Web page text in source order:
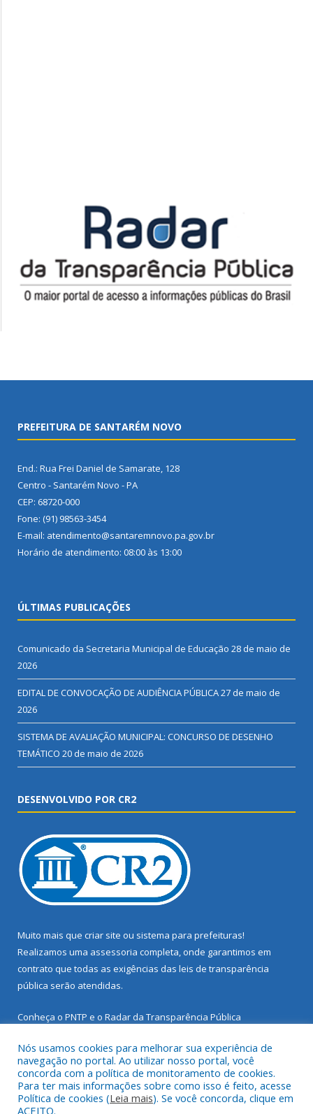
PREFEITURA DE SANTARÉM NOVO
End.: Rua Frei Daniel de Samarate, 128
Centro - Santarém Novo - PA
CEP: 68720-000
Fone: (91) 98563-3454
E-mail: atendimento@santaremnovo.pa.gov.br
Horário de atendimento: 08:00 às 13:00
ÚLTIMAS PUBLICAÇÕES
Comunicado da Secretaria Municipal de Educação 28 de maio de
2026
EDITAL DE CONVOCAÇÃO DE AUDIÊNCIA PÚBLICA27 de maio de
2026
SISTEMA DE AVALIAÇÃO MUNICIPAL: CONCURSO DE DESENHO
TEMÁTICO 20 de maio de 2026
DESENVOLVIDO POR CR2
Muito mais que criar site ou sistema para prefeituras!
Realizamos uma assessoria completa, onde garantimos em
contrato que todas as exigências das leis de transparência
pública serão atendidas.
Conheça o PNTP e o Radar da Transparência Pública
Todos os direitos reservados a Prefeitura Municipal de Santarém
Novo.
Nós usamos cookies para melhorar sua experiência de
navegação no portal. Ao utilizar nosso portal, você
concorda com a política de monitoramento de cookies.
Para ter mais informações sobre como isso é feito, acesse
Política de cookies (Leia mais). Se você concorda, clique em
ACEITO.